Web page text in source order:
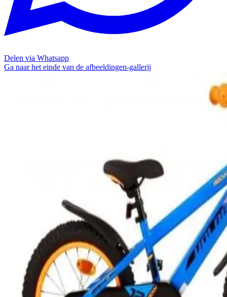
Delen via Whatsapp
Ga naar het einde van de afbeeldingen-gallerij